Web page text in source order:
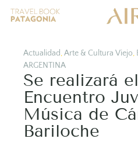
Actualidad,Arte & Cultura Viejo,
ARGENTINA
Se realizará
Encuentro
Música de
Bariloche